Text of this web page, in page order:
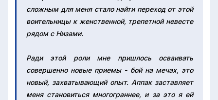
сложным для меня стало найти переход от этой
воительницы к женственной, трепетной невесте
рядом с Низами.
Ради этой роли мне пришлось осваивать
совершенно новые приемы - бой на мечах, это
новый, захватывающий опыт. Аппак заставляет
меня становиться многограннее, и за это я ей